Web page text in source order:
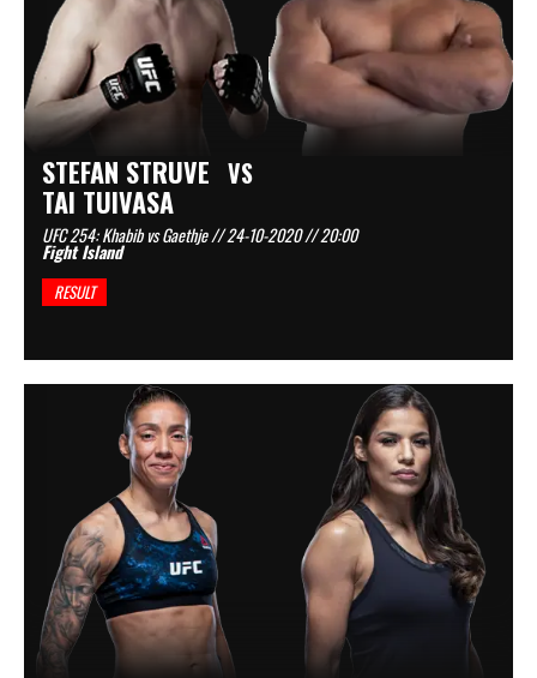
STEFAN STRUVE VS
TAI TUIVASA
UFC 254: Khabib vs Gaethje // 24-10-2020 // 20:00
Fight Island
RESULT